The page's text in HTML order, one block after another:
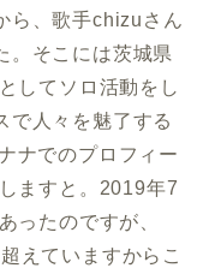
ら、歌手chizuさん
。そこには茨城県
してソロ活動をし
で人々を魅了する
ナでのプロフィー
ますと。2019年7
ったのですが、
えていますからこ